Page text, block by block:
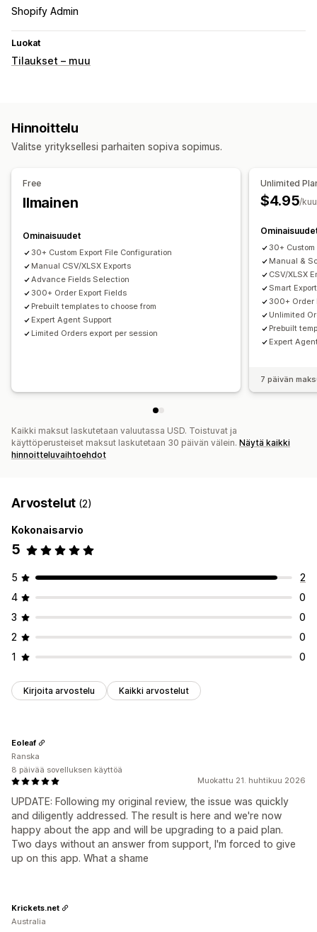
Shopify Admin
Luokat
Tilaukset – muu
Hinnoittelu
Valitse yrityksellesi parhaiten sopiva sopimus.
Free
Ilmainen
Ominaisuudet
30+ Custom Export File Configuration
Manual CSV/XLSX Exports
Advance Fields Selection
300+ Order Export Fields
Prebuilt templates to choose from
Expert Agent Support
Limited Orders export per session
Unlimited
$4.95/
30+
Manual &
CSV/XLSX
Smart
300+ Order
Unlimited
Prebuilt
Expert
7 päivän
Kaikki maksut laskutetaan valuutassa USD. Toistuvat ja
käyttöperusteiset maksut laskutetaan 30 päivän välein. Näytä kaikki
hinnoitteluvaihtoehdot
Arvostelut (2)
Kokonaisarvio
5
5
2
4
0
3
0
2
0
1
0
Kirjoita arvostelu Kaikki arvostelut
Muokattu 21. huhtikuu 2026
UPDATE: Following my original review, the issue was quickly
and diligently addressed. The result is here and we're now
happy about the app and will be upgrading to a paid plan.
Two days without an answer from support, I'm forced to give
up on this app. What a shame
Eoleaf
Ranska
8 päivää sovelluksen käyttöä
Krickets.net
Australia